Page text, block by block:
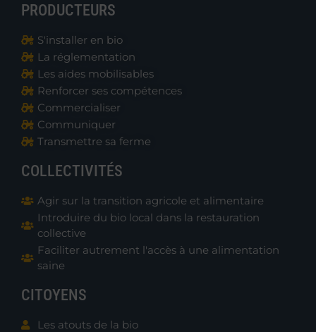
PRODUCTEURS
S'installer en bio
La réglementation
Les aides mobilisables
Renforcer ses compétences
Commercialiser
Communiquer
Transmettre sa ferme
COLLECTIVITÉS
Agir sur la transition agricole et alimentaire
Introduire du bio local dans la restauration
collective
Faciliter autrement l'accès à une alimentation
saine
CITOYENS
Les atouts de la bio